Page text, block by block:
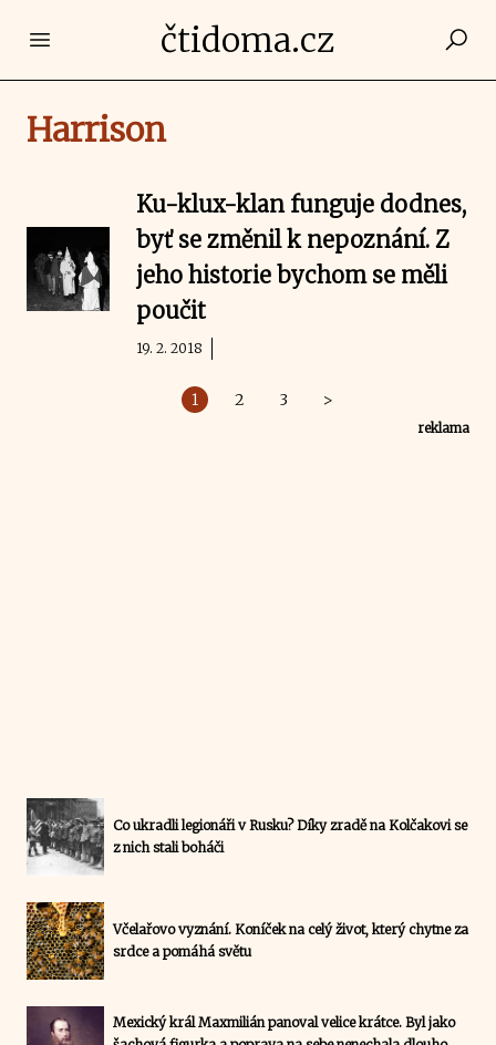
Open main menučtidoma.cz
Harrison
Ku-klux-klan funguje dodnes,
byť se změnil k nepoznání. Z
jeho historie bychom se měli
poučit
19. 2. 2018
1 2 3 >
reklama
Co ukradli legionáři v Rusku? Díky zradě na Kolčakovi se
z nich stali boháči
Včelařovo vyznání. Koníček na celý život, který chytne za
srdce a pomáhá světu
Mexický král Maxmilián panoval velice krátce. Byl jako